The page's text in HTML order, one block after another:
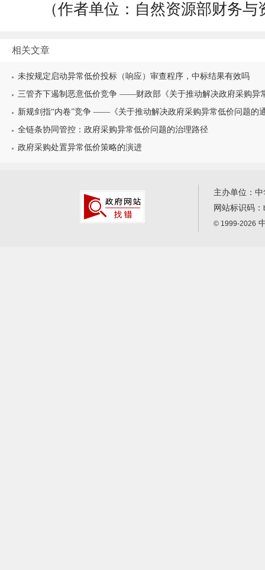
（作者单位：自然资源部财务
相关文章
未按规定启动异常低价投标（响应）审查程序，中标结果有效吗
三管齐下遏制恶意低价竞争 ——财政部《关于推动解决政府采购异
新规剑指“内卷”竞争 ——《关于推动解决政府采购异常低价问题的
全链条协同管控：政府采购异常低价问题的治理路径
政府采购处置异常低价策略的演进
主办单位：
网站标识码：
© 1999-2026